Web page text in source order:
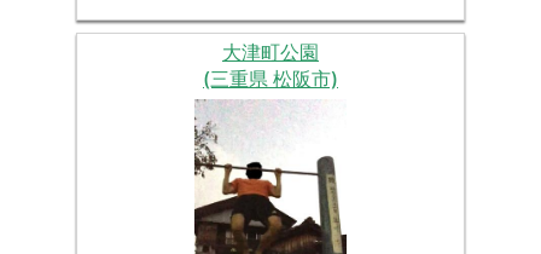
大津町公園
(三重県 松阪市)